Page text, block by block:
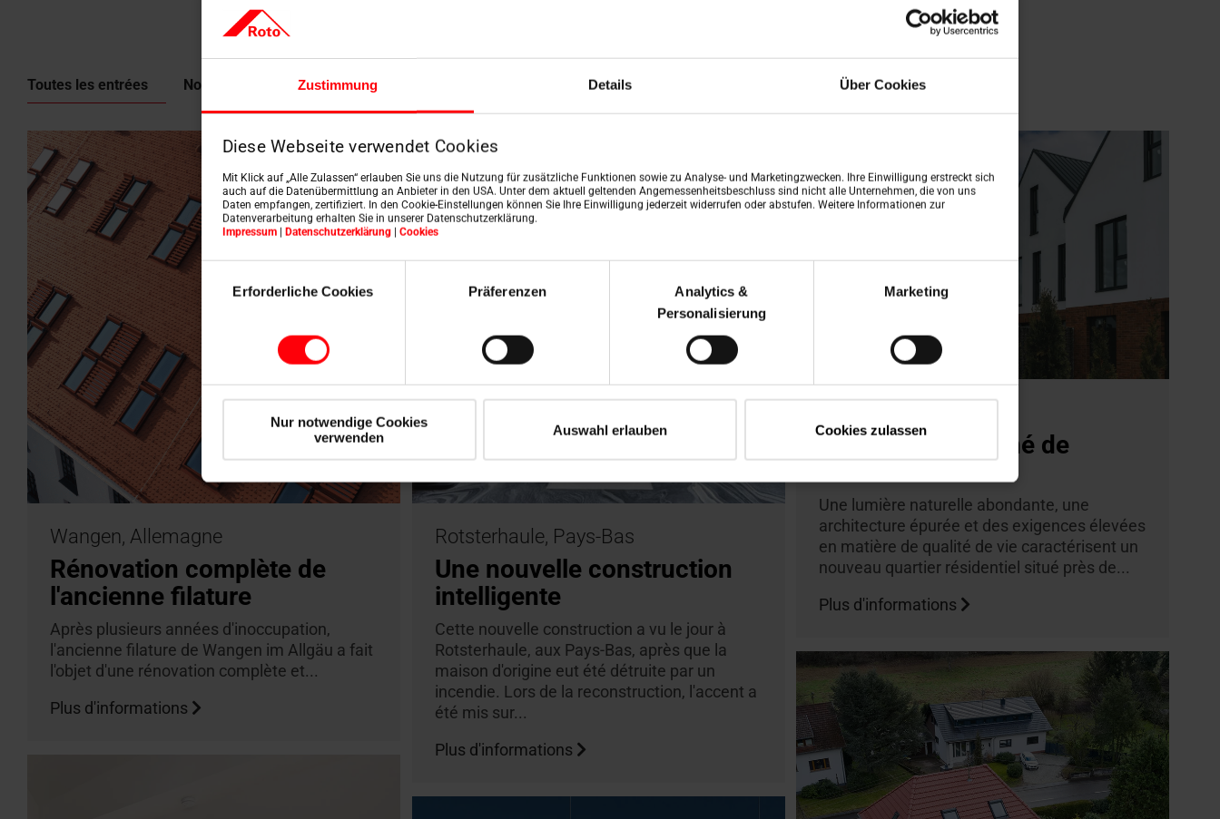
Zustimmung Details Über Cookies
Diese Webseite verwendet Cookies
Mit Klick auf „Alle Zulassen“ erlauben Sie uns die Nutzung für zusätzliche Funktionen sowie zu Analyse- und Marketingzwecken. Ihre Einwilligung erstreckt sich
auch auf die Datenübermittlung an Anbieter in den USA. Unter dem aktuell geltenden Angemessenheitsbeschluss sind nicht alle Unternehmen, die von uns
Daten empfangen, zertifiziert. In den Cookie-Einstellungen können Sie Ihre Einwilligung jederzeit widerrufen oder abstufen. Weitere Informationen zur
Datenverarbeitung erhalten Sie in unserer Datenschutzerklärung.
Impressum| Datenschutzerklärung| Cookies
Erforderliche Cookies
Präferenzen
Analytics &
Personalisierung
Marketing
Nur notwendige Cookies
verwenden
Auswahl erlauben Cookies zulassen
Toutes les entrées Nouvelle construction Rénovation
Wangen, Allemagne
Rénovation complète de
l'ancienne filature
Après plusieurs années d'inoccupation,
l'ancienne filature de Wangen im Allgäu a fait
l'objet d'une rénovation complète et...
Plus d'informations
Rotsterhaule, Pays-Bas
Une nouvelle construction
intelligente
Cette nouvelle construction a vu le jour à
Rotsterhaule, aux Pays-Bas, après que la
maison d'origine eut été détruite par un
incendie. Lors de la reconstruction, l'accent a
été mis sur...
Plus d'informations
Un intérieur baigné de
Une lumière naturelle abondante, une
architecture épurée et des exigences élevées
en matière de qualité de vie caractérisent un
nouveau quartier résidentiel situé près de...
Plus d'informations